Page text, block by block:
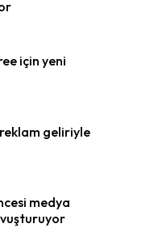
için yeni
reklam geliriyle
medya